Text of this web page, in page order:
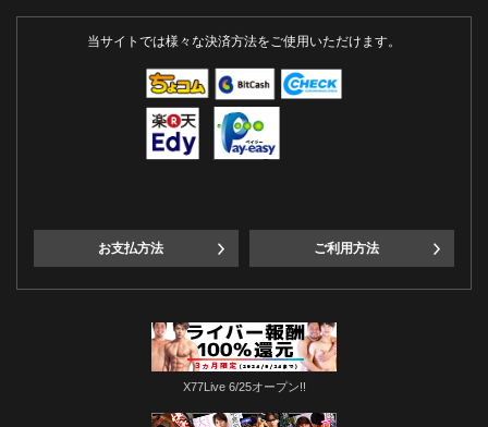
当サイトでは様々な決済方法をご使用いただけます。
お支払方法 ご利用方法
X77Live 6/25オープン!!